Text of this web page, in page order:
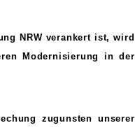
NRW verankert ist, wird
Modernisierung in der
zugunsten unserer